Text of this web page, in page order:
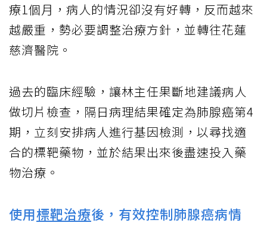
療1個月，病人的情況卻沒有好轉，反而越來
越嚴重，勢必要調整治療方針，並轉往花蓮
慈濟醫院。
過去的臨床經驗，讓林主任果斷地建議病人
做切片檢查，隔日病理結果確定為肺腺癌第4
期，立刻安排病人進行基因檢測，以尋找適
合的標靶藥物，並於結果出來後盡速投入藥
物治療。
使用標靶治療後，有效控制肺腺癌病情